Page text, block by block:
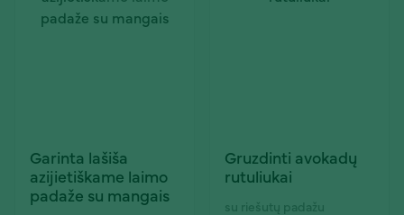
Garinta lašiša
azijietiškame laimo
padaže su mangais
Gruzdinti avokadų
rutuliukai
su riešutų padažu